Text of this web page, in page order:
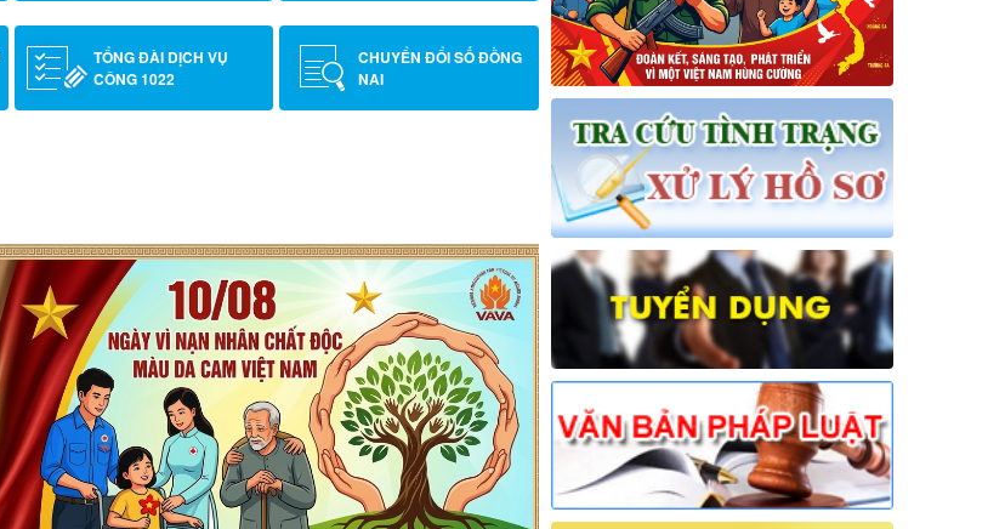
TỔNG ĐÀI DỊCH VỤ
CÔNG 1022
CHUYỂN ĐỔI SỐ ĐỒNG
NAI